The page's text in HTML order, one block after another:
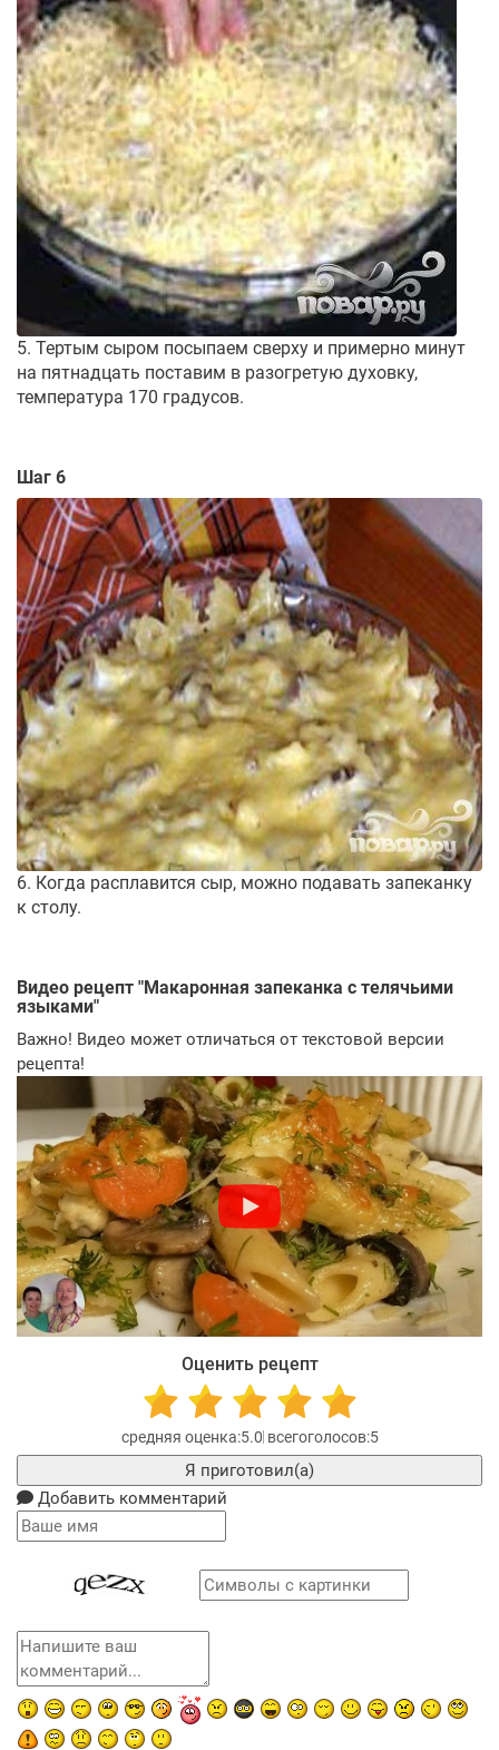
5. Тертым сыром посыпаем сверху и примерно минут
на пятнадцать поставим в разогретую духовку,
температура 170 градусов.
Шаг 6
6. Когда расплавится сыр, можно подавать запеканку
к столу.
Видео рецепт "Макаронная запеканка с телячьими
языками"
Важно! Видео может отличаться от текстовой версии
рецепта!
Оценить рецепт
5.0 5
Я приготовил(а)
Добавить комментарий